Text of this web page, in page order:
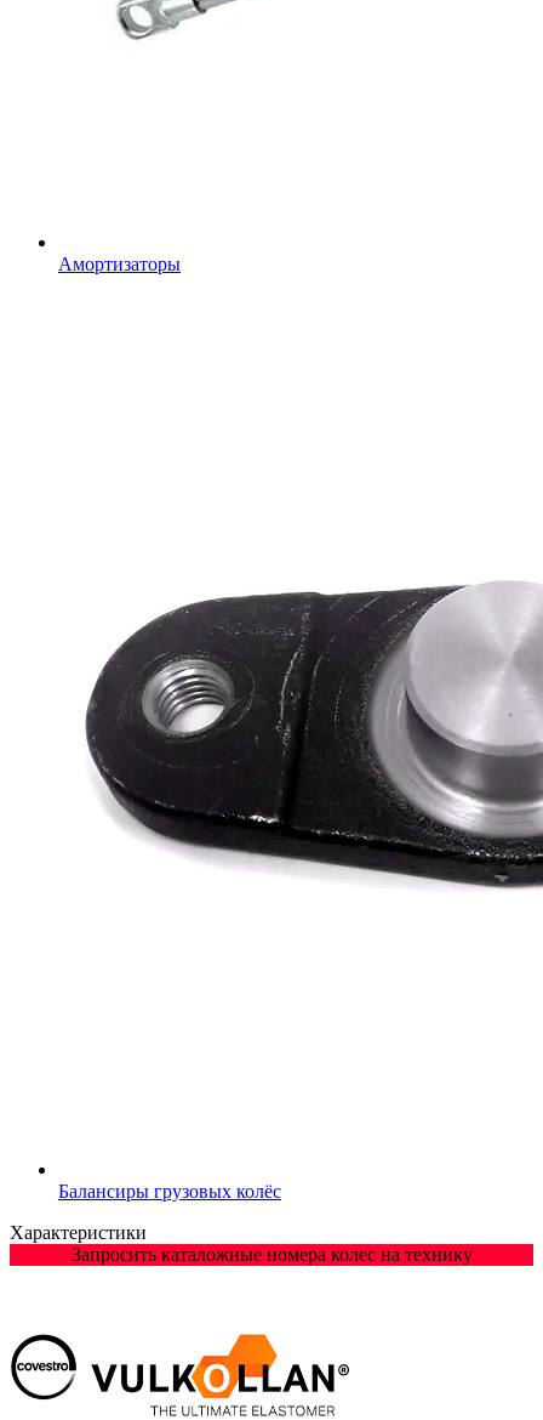
Амортизаторы
Балансиры грузовых колёс
Характеристики
Запросить каталожные номера колес на технику